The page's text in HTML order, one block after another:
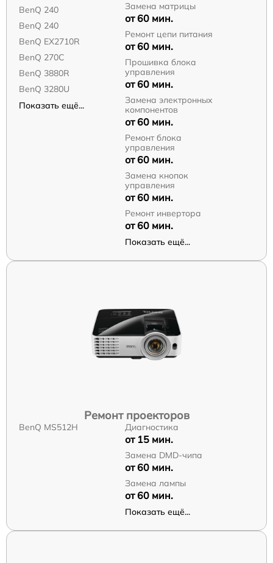
BenQ 240
BenQ 240
BenQ EX2710R
BenQ 270C
BenQ 3880R
BenQ 3280U
Показать ещё...
Замена матрицы
от 60 мин.
Ремонт цепи питания
от 60 мин.
Прошивка блока
управления
от 60 мин.
Замена электронных
компонентов
от 60 мин.
Ремонт блока
управления
от 60 мин.
Замена кнопок
управления
от 60 мин.
Ремонт инвертора
от 60 мин.
Показать ещё...
Ремонт проекторов
BenQ MS512H Диагностика
от 15 мин.
Замена DMD-чипа
от 60 мин.
Замена лампы
от 60 мин.
Показать ещё...